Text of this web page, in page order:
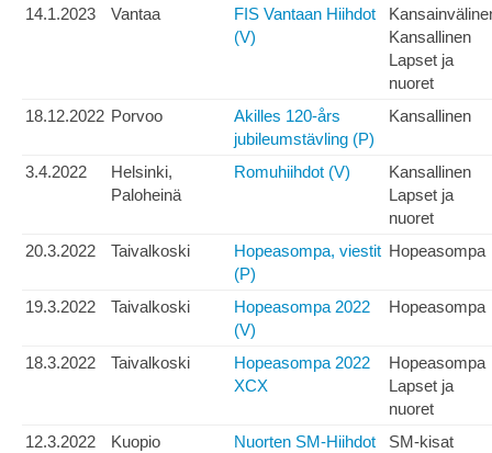
14.1.2023
Vantaa
FIS Vantaan Hiihdot
(V)
Kansallinen
Lapset ja
nuoret
18.12.2022 Porvoo
Akilles 120-års
jubileumstävling (P)
Kansallinen
3.4.2022
Helsinki,
Paloheinä
Romuhiihdot (V)
Kansallinen
Lapset ja
nuoret
20.3.2022
Taivalkoski
Hopeasompa, viestit
(P)
Hopeasompa
19.3.2022 Taivalkoski
Hopeasompa 2022
(V)
Hopeasompa
18.3.2022 Taivalkoski
Hopeasompa 2022
XCX
Hopeasompa
Lapset ja
nuoret
12.3.2022
Kuopio
Nuorten SM-Hiihdot
SM-kisat